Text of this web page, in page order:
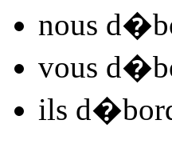
nous
vous
ils